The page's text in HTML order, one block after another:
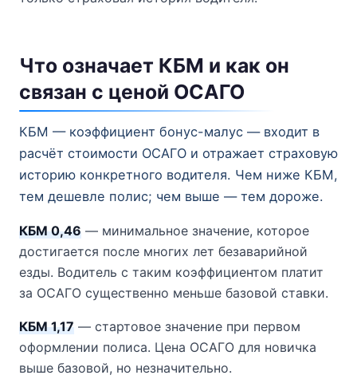
Что означает КБМ и как он
связан с ценой ОСАГО
КБМ — коэффициент бонус-малус — входит в
расчёт стоимости ОСАГО и отражает страховую
историю конкретного водителя. Чем ниже КБМ,
тем дешевле полис; чем выше — тем дороже.
КБМ 0,46 — минимальное значение, которое
достигается после многих лет безаварийной
езды. Водитель с таким коэффициентом платит
за ОСАГО существенно меньше базовой ставки.
КБМ 1,17 — стартовое значение при первом
оформлении полиса. Цена ОСАГО для новичка
выше базовой, но незначительно.